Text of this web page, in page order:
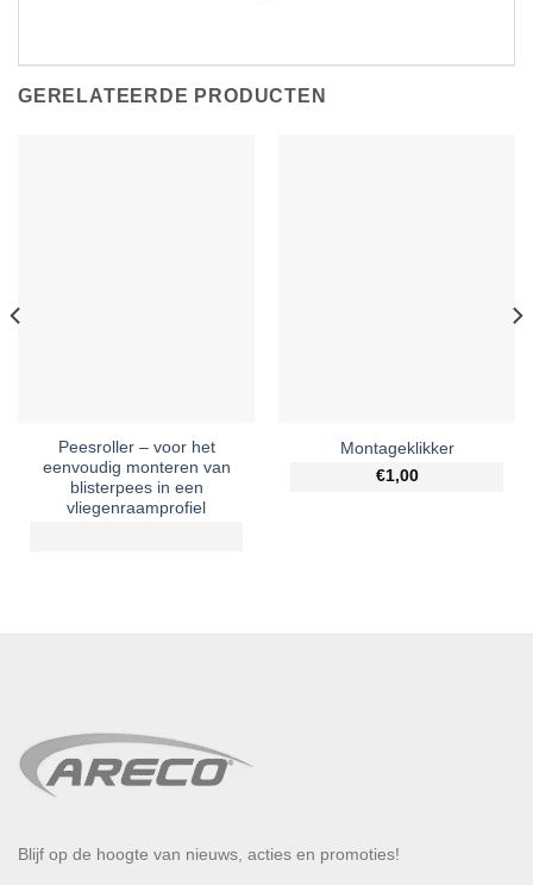
GERELATEERDE PRODUCTEN
Peesroller – voor het
eenvoudig monteren van
blisterpees in een
vliegenraamprofiel
Montageklikker
€1,00
Blijf op de hoogte van nieuws, acties en promoties!